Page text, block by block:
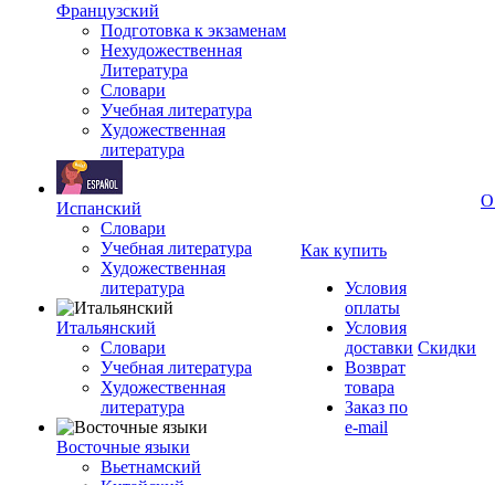
Французский
Подготовка к экзаменам
Нехудожественная
Литература
Словари
Учебная литература
Художественная
литература
Испанский
Словари
Учебная литература
Художественная
литература
Итальянский
Словари
Учебная литература
Художественная
литература
Восточные языки
Вьетнамский
Как купить
Условия
оплаты
Условия
доставки
Возврат
товара
Заказ по
e-mail
Скидки
О